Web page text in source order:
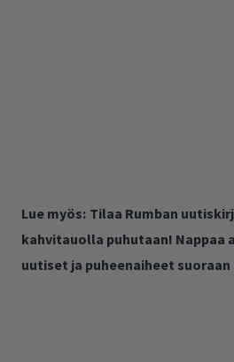
Lue myös: Tilaa Rumban
kahvitauolla puhutaan! Nappaa
uutiset ja puheenaiheet